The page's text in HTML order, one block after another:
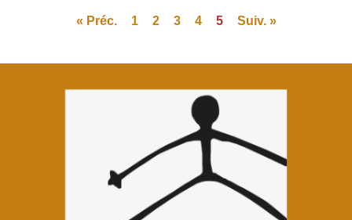
« Préc. 1 2 3 4 5 Suiv. »